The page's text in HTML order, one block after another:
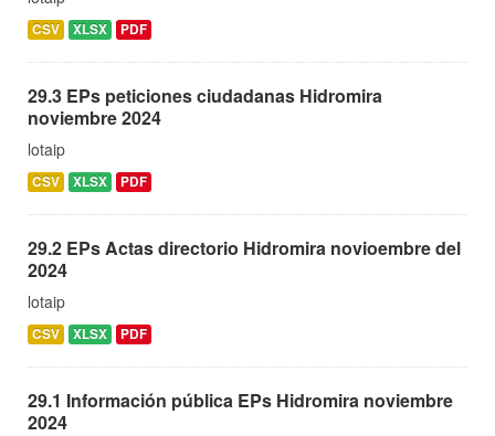
CSV XLSX PDF
29.3 EPs peticiones ciudadanas Hidromira
noviembre 2024
lotaip
CSV XLSX PDF
29.2 EPs Actas directorio Hidromira novioembre del
2024
lotaip
CSV XLSX PDF
29.1 Información pública EPs Hidromira noviembre
2024